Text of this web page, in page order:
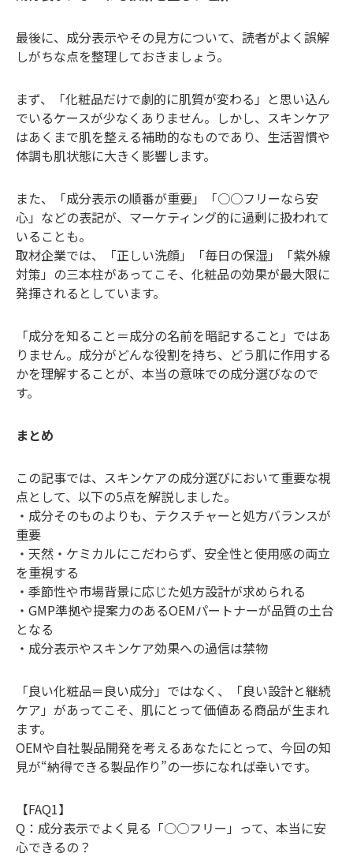
最後に、成分表示やその見方について、読者がよく誤解
しがちな点を整理しておきましょう。
まず、「化粧品だけで劇的に肌質が変わる」と思い込ん
でいるケースが少なくありません。しかし、スキンケア
はあくまで肌を整える補助的なものであり、生活習慣や
体調も肌状態に大きく影響します。
また、「成分表示の順番が重要」「○○フリーなら安
心」などの表記が、マーケティング的に過剰に扱われて
いることも。
取材企業では、「正しい洗顔」「毎日の保湿」「紫外線
対策」の三本柱があってこそ、化粧品の効果が最大限に
発揮されるとしています。
「成分を知ること＝成分の名前を暗記すること」ではあ
りません。成分がどんな役割を持ち、どう肌に作用する
かを理解することが、本当の意味での成分選びなので
す。
まとめ
この記事では、スキンケアの成分選びにおいて重要な視
点として、以下の5点を解説しました。
・成分そのものよりも、テクスチャーと処方バランスが
重要
・天然・ケミカルにこだわらず、安全性と使用感の両立
を重視する
・季節性や市場背景に応じた処方設計が求められる
・GMP準拠や提案力のあるOEMパートナーが品質の土台
となる
・成分表示やスキンケア効果への過信は禁物
「良い化粧品＝良い成分」ではなく、「良い設計と継続
ケア」があってこそ、肌にとって価値ある商品が生まれ
ます。
OEMや自社製品開発を考えるあなたにとって、今回の知
見が“納得できる製品作り”の一歩になれば幸いです。
【FAQ1】
Q：成分表示でよく見る「○○フリー」って、本当に安
心できるの？